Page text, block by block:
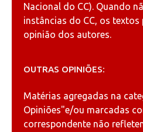
Nacional do CC). Quando
instâncias do CC, os
opinião dos autores.
OUTRAS OPINIÕES:
Matérias agregadas na
Opiniões"e/ou marcadas
correspondente não